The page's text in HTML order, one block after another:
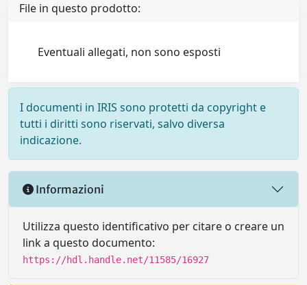
File in questo prodotto:
Eventuali allegati, non sono esposti
I documenti in IRIS sono protetti da copyright e
tutti i diritti sono riservati, salvo diversa
indicazione.
Informazioni
Utilizza questo identificativo per citare o creare un
link a questo documento:
https://hdl.handle.net/11585/16927